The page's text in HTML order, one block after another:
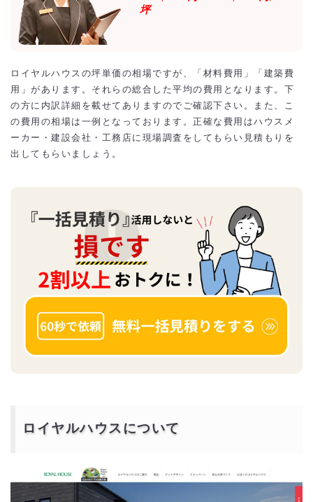
坪〜35坪は可能！？
ロイヤルハウス住宅の土地代の相場（地方別）
ﾛｲﾔﾙﾊｳｽの平屋住宅の新築施工事例
ロイヤルハウス住宅の相場をオーバーしないように最
安値の激安にするには？
相見積もりとは？
を探す！
より安価で依頼するには？
坪
ロイヤルハウスの坪単価の相場ですが、「材料費用」「建築費
用」があります。それらの総合した平均の費用となります。下
の方に内訳詳細を載せてありますのでご確認下さい。また、こ
の費用の相場は一例となっております。正確な費用はハウスメ
ーカー・建設会社・工務店に現場調査をしてもらい見積もりを
出してもらいましょう。
ロイヤルハウスについて